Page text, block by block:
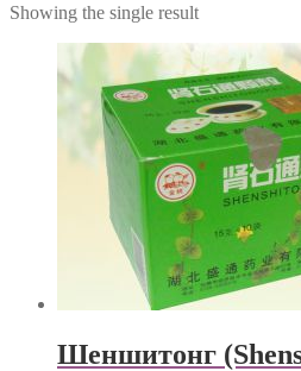
Showing the single result
Шеншитонг